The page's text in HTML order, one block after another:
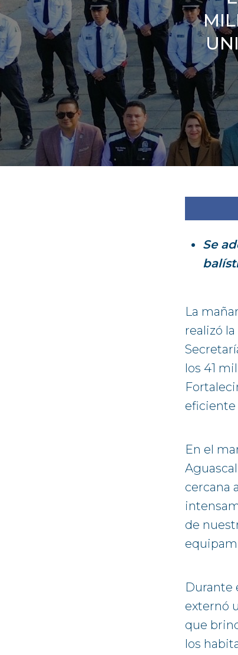
Se
La
realizó
los 41
eficiente
En el
cercana
de
Durante
externó
que
los